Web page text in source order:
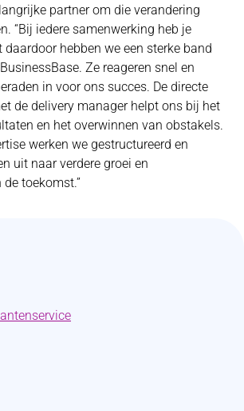
partner om die verandering
“Bij iedere samenwerking heb je
hebben we een sterke band
Ze reageren snel en
in voor ons succes. De directe
de delivery manager helpt ons bij het
en het overwinnen van obstakels.
werken we gestructureerd en
uit naar verdere groei en
toekomst.”